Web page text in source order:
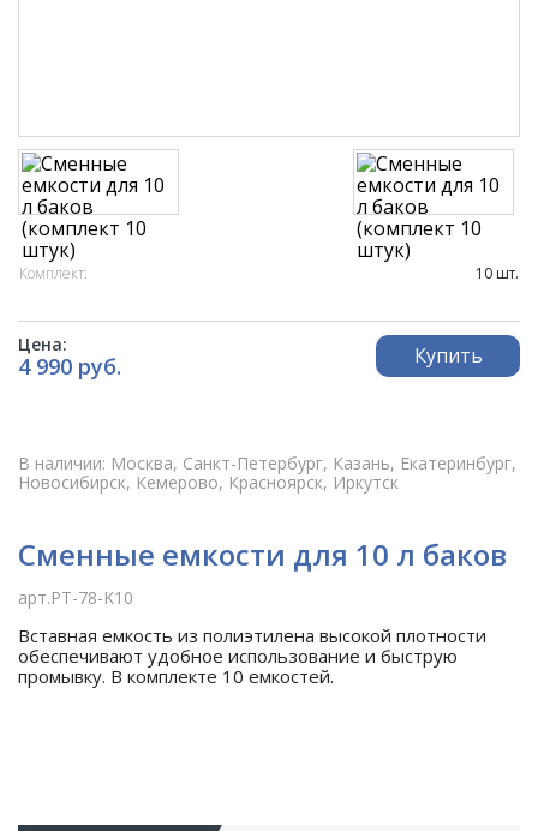
Комплект: 10 шт.
Цена:
4 990 руб. Купить
В наличии: Москва, Санкт-Петербург, Казань, Екатеринбург,
Новосибирск, Кемерово, Красноярск, Иркутск
Сменные емкости для 10 л баков
арт.PT-78-K10
Вставная емкость из полиэтилена высокой плотности
обеспечивают удобное использование и быструю
промывку. В комплекте 10 емкостей.